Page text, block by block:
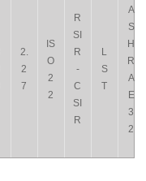
2.
2
7
IS
O
2
2
R
SI
R
-
C
SI
R
L
S
T
A
S
H
R
A
E
3
2